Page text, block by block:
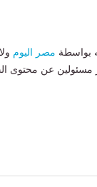
بواسطة مصر اليوم
مسئولين عن محتوى